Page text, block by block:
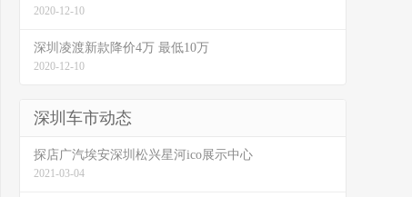
2020-12-10
深圳凌渡新款降价4万 最低10万
2020-12-10
深圳车市动态
探店广汽埃安深圳松兴星河ico展示中心
2021-03-04